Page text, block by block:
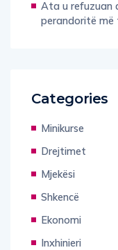
Ata u refuzuan
perandoritë më
Categories
Minikurse
Drejtimet
Mjekësi
Shkencë
Ekonomi
Inxhinieri